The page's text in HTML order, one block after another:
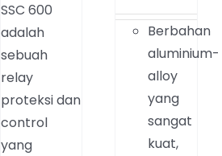
SSC 600
adalah
sebuah
relay
proteksi dan
control
yang
Berbahan
aluminium-
alloy
yang
sangat
kuat,